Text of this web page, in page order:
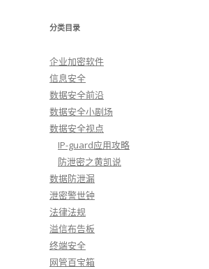
分类目录
企业加密软件
信息安全
数据安全前沿
数据安全小剧场
数据安全视点
IP-guard应用攻略
防泄密之黄凯说
数据防泄漏
泄密警世钟
法律法规
溢信布告板
终端安全
网管百宝箱